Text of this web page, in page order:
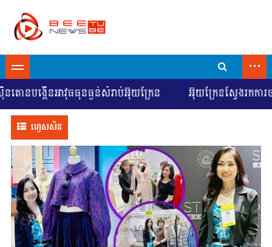
...
ើនអាវុធធុនធ្ងន់សំរាប់អ៊ុយក្រែន អ៊ុយក្រែនស្វែងរកការចរច
ហ្វេសសិន